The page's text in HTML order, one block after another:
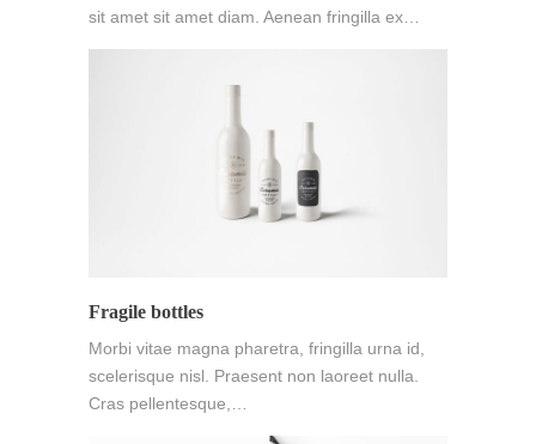
sit amet sit amet diam. Aenean fringilla ex…
Fragile bottles
Morbi vitae magna pharetra, fringilla urna id,
scelerisque nisl. Praesent non laoreet nulla.
Cras pellentesque,…